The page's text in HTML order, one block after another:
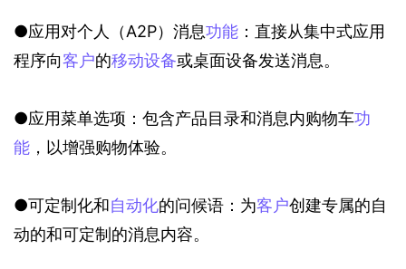
●应用对个人（A2P）消息功能 ：直接从集中式应用
程序向客户的移动设备或桌面设备发送消息。
●应用菜单选项：包含产品目录和消息内购物车功
能 ，以增强购物体验。
●可定制化和自动化的问候语：为客户创建专属的自
动的和可定制的消息内容。